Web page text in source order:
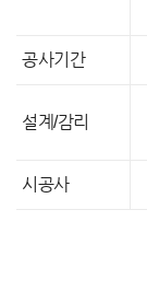
공사기간
설계/감리
시공사